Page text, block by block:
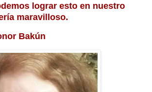
lograr esto en nuestro
maravilloso.
Bakún